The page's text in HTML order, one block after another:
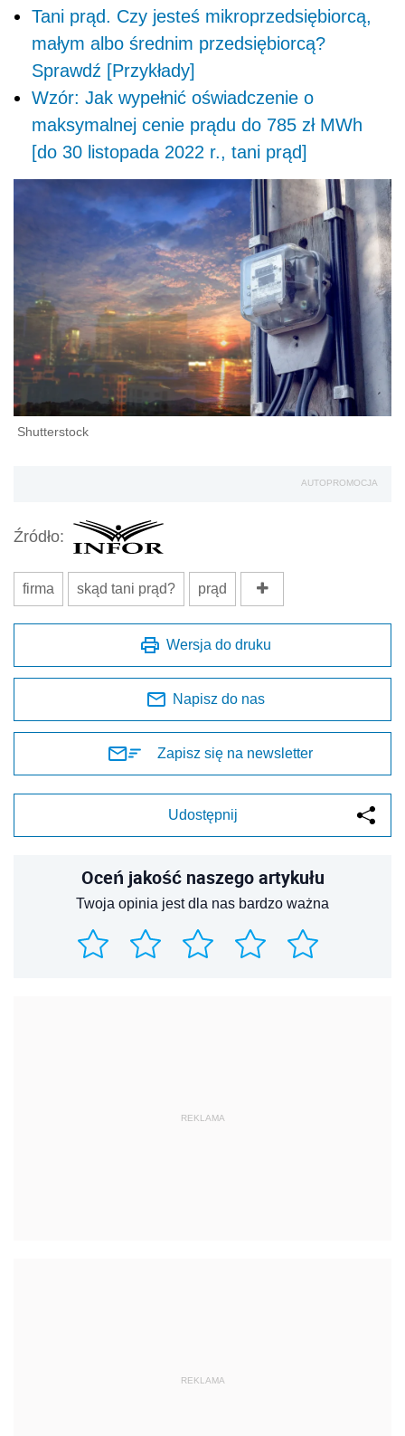
Tani prąd. Czy jesteś mikroprzedsiębiorcą,
małym albo średnim przedsiębiorcą?
Sprawdź [Przykłady]
Wzór: Jak wypełnić oświadczenie o
maksymalnej cenie prądu do 785 zł MWh
[do 30 listopada 2022 r., tani prąd]
Shutterstock
AUTOPROMOCJA
Źródło:
firma skąd tani prąd? prąd
Wersja do druku
Napisz do nas
Zapisz się na newsletter
Udostępnij
Oceń jakość naszego artykułu
Twoja opinia jest dla nas bardzo ważna
REKLAMA
REKLAMA